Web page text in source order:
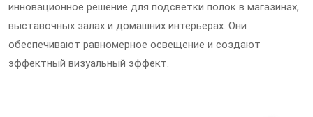
инновационное решение для подсветки полок в магазинах,
выставочных залах и домашних интерьерах. Они
обеспечивают равномерное освещение и создают
эффектный визуальный эффект.